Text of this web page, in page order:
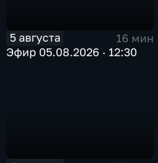
5 августа
16 мин
Эфир 05.08.2026 · 12:30